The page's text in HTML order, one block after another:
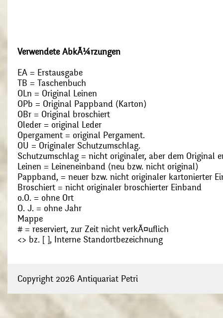
Verwendete AbkÃ¼rzungen
EA = Erstausgabe
TB = Taschenbuch
OLn = Original Leinen
OPb = Original Pappband (Karton)
OBr = Original broschiert
Oleder = original Leder
Opergament = original Pergament.
OU = Originaler Schutzumschlag.
Schutzumschlag = nicht originaler, aber dem Original
Leinen = Leineneinband (neu bzw. nicht original)
Pappband, = neuer bzw. nicht originaler kartonierter
Broschiert = nicht originaler broschierter Einband
o.O. = ohne Ort
O. J. = ohne Jahr
Mappe
# = reserviert, zur Zeit nicht verkÃ¤uflich
<> bz. [ ], Interne Standortbezeichnung
Copyright 2026 Antiquariat Petri